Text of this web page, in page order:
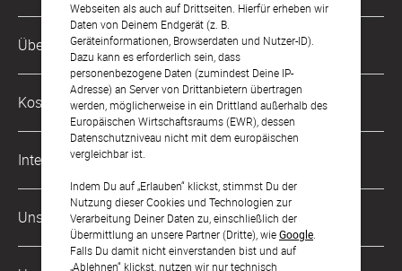
Webseiten als auch auf Drittseiten. Hierfür erheben wir
Daten von Deinem Endgerät (z. B.
Geräteinformationen, Browserdaten und Nutzer-ID).
Dazu kann es erforderlich sein, dass
personenbezogene Daten (zumindest Deine IP-
Adresse) an Server von Drittanbietern übertragen
werden, möglicherweise in ein Drittland außerhalb des
Europäischen Wirtschaftsraums (EWR), dessen
Datenschutzniveau nicht mit dem europäischen
vergleichbar ist.
Indem Du auf „Erlauben“ klickst, stimmst Du der
Nutzung dieser Cookies und Technologien zur
Verarbeitung Deiner Daten zu, einschließlich der
Übermittlung an unsere Partner (Dritte), wieGoogle
Falls Du damit nicht einverstanden bist und auf
„Ablehnen“ klickst, nutzen wir nur technisch
Kundenservice-Hotline
0221 956 725 10
Mo. - Fr. von 9 bis 17 Uhr
kontakt@sendmoments.de
Über Uns
Philosophie
Karriere
Impressum
AGB & Widerrufsrecht
Zahlung & Versand
Datenschutz
Kostenlose Services
Musterkarten
Digitale Fotoalben
Digitale Gästelisten
FAQ & Hilfe
International
Österreich
Schweiz
Unsere Zahlungsarten